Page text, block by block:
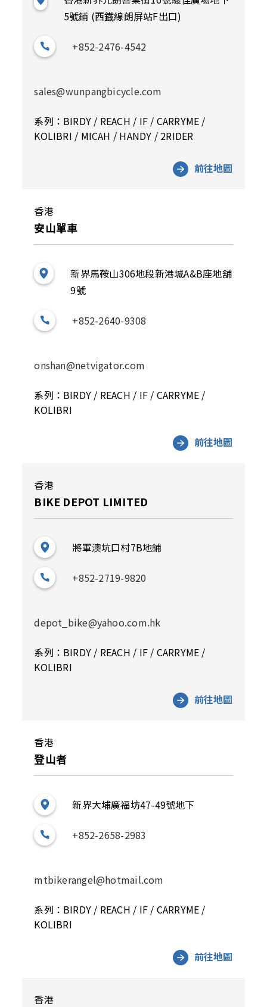
5號鋪 (西鐡線朗屏站F出口)
+852-2476-4542
sales@wunpangbicycle.com
系列：BIRDY / REACH / IF / CARRYME /
KOLIBRI / MICAH / HANDY / 2RIDER
前往地圖
香港
安山單車
新界馬鞍山306地段新港城A&B座地舖
9號
+852-2640-9308
onshan@netvigator.com
系列：BIRDY / REACH / IF / CARRYME /
KOLIBRI
前往地圖
香港
BIKE DEPOT LIMITED
將軍澳坑口村7B地鋪
+852-2719-9820
depot_bike@yahoo.com.hk
系列：BIRDY / REACH / IF / CARRYME /
KOLIBRI
前往地圖
香港
登山者
新界大埔廣福坊47-49號地下
+852-2658-2983
mtbikerangel@hotmail.com
系列：BIRDY / REACH / IF / CARRYME /
KOLIBRI
前往地圖
香港